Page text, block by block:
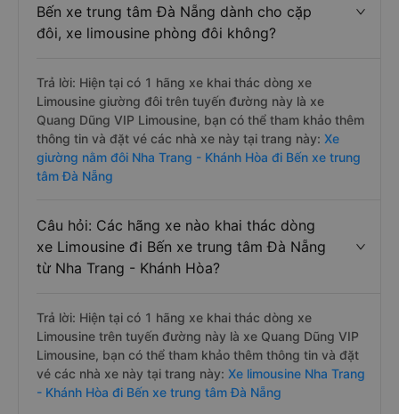
Bến xe trung tâm Đà Nẵng dành cho cặp
đôi, xe limousine phòng đôi không?
Trả lời: Hiện tại có 1 hãng xe khai thác dòng xe
Limousine giường đôi trên tuyến đường này là xe
Quang Dũng VIP Limousine, bạn có thể tham khảo thêm
thông tin và đặt vé các nhà xe này tại trang này: Xe
giường nằm đôi Nha Trang - Khánh Hòa đi Bến xe trung
tâm Đà Nẵng
Câu hỏi: Các hãng xe nào khai thác dòng
xe Limousine đi Bến xe trung tâm Đà Nẵng
từ Nha Trang - Khánh Hòa?
Trả lời: Hiện tại có 1 hãng xe khai thác dòng xe
Limousine trên tuyến đường này là xe Quang Dũng VIP
Limousine, bạn có thể tham khảo thêm thông tin và đặt
vé các nhà xe này tại trang này: Xe limousine Nha Trang
- Khánh Hòa đi Bến xe trung tâm Đà Nẵng